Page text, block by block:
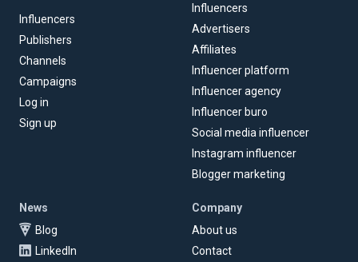
Influencers
Publishers
Channels
Campaigns
Log in
Sign up
Influencers
Advertisers
Affiliates
Influencer platform
Influencer agency
Influencer buro
Social media influencer
Instagram influencer
Blogger marketing
News
Blog
LinkedIn
Company
About us
Contact